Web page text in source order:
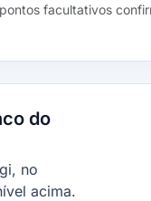
facultativos
do
no
acima.